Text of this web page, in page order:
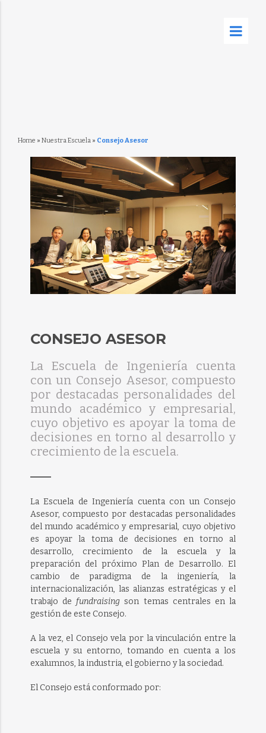
Home » Nuestra Escuela» Consejo Asesor
CONSEJO ASESOR
La Escuela de Ingeniería cuenta
con un Consejo Asesor, compuesto
por destacadas personalidades del
mundo académico y empresarial,
cuyo objetivo es apoyar la toma de
decisiones en torno al desarrollo y
crecimiento de la escuela.
La Escuela de Ingeniería cuenta con un Consejo
Asesor, compuesto por destacadas personalidades
del mundo académico y empresarial, cuyo objetivo
es apoyar la toma de decisiones en torno al
desarrollo, crecimiento de la escuela y la
preparación del próximo Plan de Desarrollo. El
cambio de paradigma de la ingeniería, la
internacionalización, las alianzas estratégicas y el
trabajo de fundraising son temas centrales en la
gestión de este Consejo.
A la vez, el Consejo vela por la vinculación entre la
escuela y su entorno, tomando en cuenta a los
exalumnos, la industria, el gobierno y la sociedad.
El Consejo está conformado por: